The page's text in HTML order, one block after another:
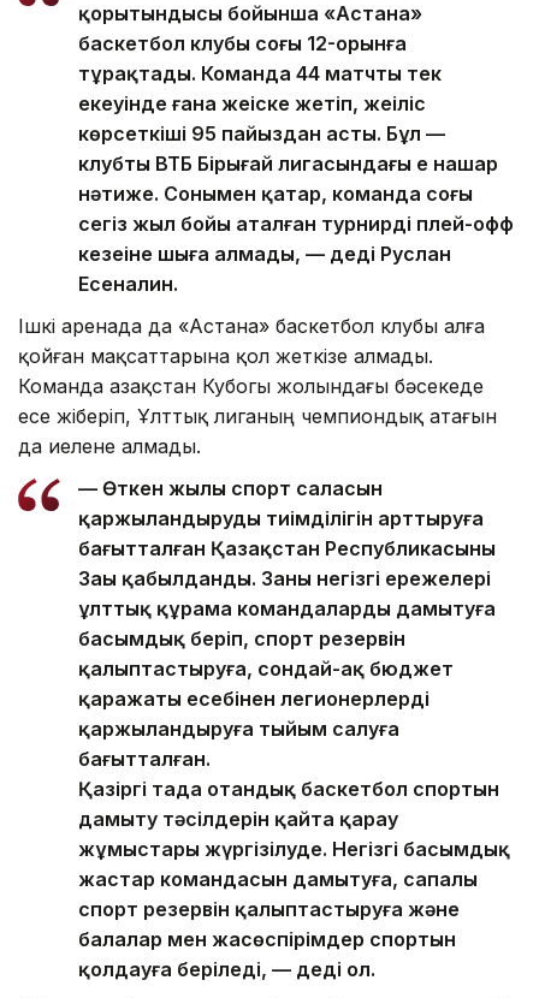
қорытындысы бойынша «Астана»
баскетбол клубы соңғы 12-орынға
тұрақтады. Команда 44 матчтың тек
екеуінде ғана жеңіске жетіп, жеңіліс
көрсеткіші 95 пайыздан асты. Бұл —
клубтың ВТБ Бірыңғай лигасындағы ең нашар
нәтиже. Сонымен қатар, команда соңғы
сегіз жыл бойы аталған турнирдің плей-офф
кезеңіне шыға алмады, — деді Руслан
Есеналин.
Ішкі аренада да «Астана» баскетбол клубы алға
қойған мақсаттарына қол жеткізе алмады.
Команда Қазақстан Кубогы жолындағы бәсекеде
есе жіберіп, Ұлттық лиганың чемпиондық атағын
да иелене алмады.
— Өткен жылы спорт саласын
қаржыландырудың тиімділігін арттыруға
бағытталған Қазақстан Республикасының
Заңы қабылданды. Заңның негізгі ережелері
ұлттық құрама командаларды дамытуға
басымдық беріп, спорт резервін
қалыптастыруға, сондай-ақ бюджет
қаражаты есебінен легионерлерді
қаржыландыруға тыйым салуға
бағытталған.
Қазіргі таңда отандық баскетбол спортын
дамыту тәсілдерін қайта қарау
жұмыстары жүргізілуде. Негізгі басымдық
жастар командасын дамытуға, сапалы
спорт резервін қалыптастыруға және
балалар мен жасөспірімдер спортын
қолдауға беріледі, — деді ол.